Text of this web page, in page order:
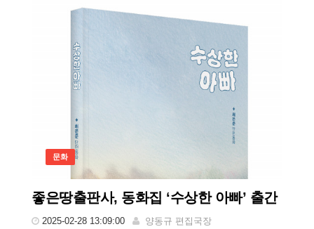
문화
좋은땅출판사, 동화집 ‘수상한 아빠’ 출간
2025-02-28 13:09:00 양동규 편집국장